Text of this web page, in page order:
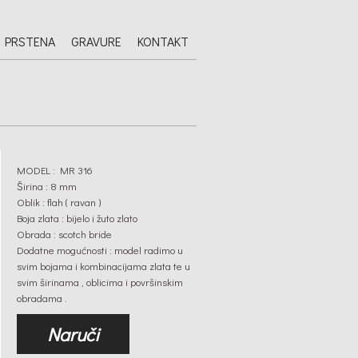
GRAVURE KONTAKT
MODEL : MR 316
Širina : 8 mm
Oblik : flah ( ravan )
Boja zlata : bijelo i žuto zlato
Obrada : scotch bride
Dodatne mogućnosti : model radimo u
svim bojama i kombinacijama zlata te u
svim širinama , oblicima i površinskim
obradama .
Naruči